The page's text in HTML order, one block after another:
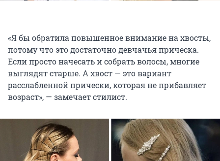
«Я бы обратила повышенное внимание на хвосты,
потому что это достаточно девчачья прическа.
Если просто начесать и собрать волосы, многие
выглядят старше. А хвост — это вариант
расслабленной прически, которая не прибавляет
возраст», — замечает стилист.